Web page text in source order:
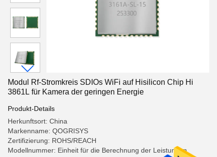
Modul Rf-Stromkreis SDIOs WiFi auf Hisilicon Chip Hi
3861L für Kamera der geringen Energie
Produkt-Details
Herkunftsort: China
Markenname: QOGRISYS
Zertifizierung: ROHS/REACH
Modellnummer: Einheit für die Berechnung der Leistungen